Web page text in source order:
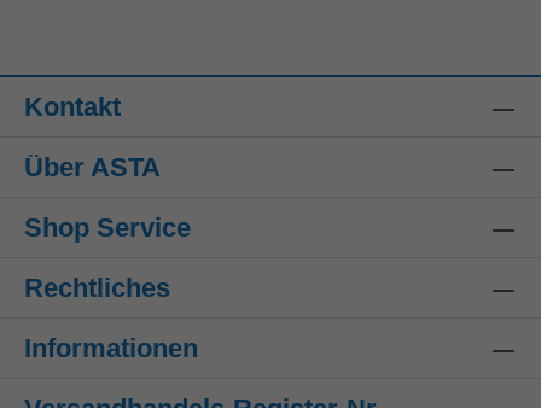
Kontakt
Über ASTA
Shop Service
Rechtliches
Informationen